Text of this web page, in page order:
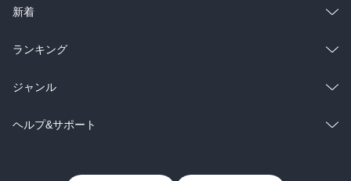
ラノベ
雑誌・グラビア
BL・TL
総合
ラノベ
雑誌・グラビア
BL・TL
新着
総合
ラノベ
雑誌・グラビア
ランキング
総合
ラノベ
ジャンル
コミック
ヘルプ&サポート